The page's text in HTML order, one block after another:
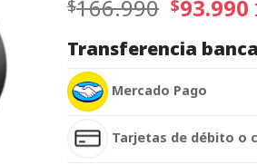
$166.990 $93.990
Transferencia
Mercado Pago
Tarjetas de débito o